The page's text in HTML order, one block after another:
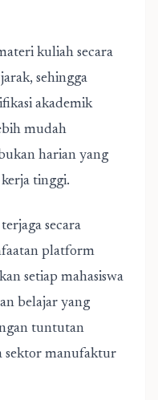
kuliah secara
sehingga
akademik
mudah
harian yang
tinggi.
secara
platform
setiap mahasiswa
belajar yang
tuntutan
sektor manufaktur